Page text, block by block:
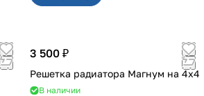
3 500 ₽
Решетка радиатора Магнум на 4х4
В наличии